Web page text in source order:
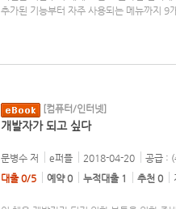
추가된 기능부터 자주 사용되는 메뉴까지 9
[컴퓨터/인터넷]
개발자가 되고 싶다
문병수 저 e퍼플 2018-04-20
공급 :
대출 0/5
예약 0 누적대출 1 추천 0